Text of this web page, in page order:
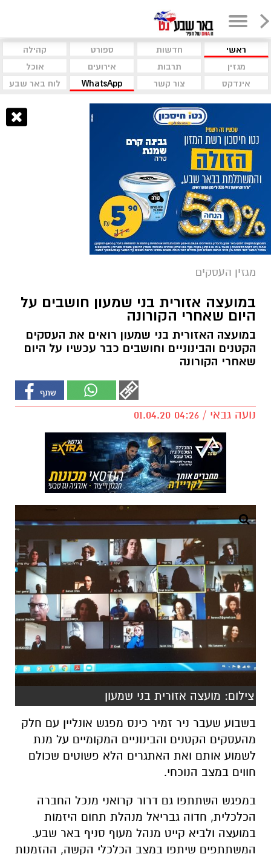
ראשי חדשות ספורט
קהילה
מגזין
תרבות אירועים
אוכל
אינדקס
צור קשר WhatsApp לוח באר שבע
מגזין העסקים
במועצה אזורית בני שמעון חושבים על
היום שאחרי הקורונה
במועצה האזורית בני שמעון רואים את העסקים
הקטנים והבינוניים וחושבים כבר עכשיו על היום
שאחרי הקורונה
נועה גבאי / 04:26 01.04.20
צילום: מועצה אזורית בני שמעון
בשבוע שעבר ניר זמיר כינס מפגש אונליין עם חלק
מהעסקים הקטנים והבינוניים המקומיים על מנת
לשמוע אותם ואת האתגרים הלא פשוטים שכולם
חווים במצב הנוכחי.
במפגש השתתפו גם דרור קרואני מנכל החברה
הכלכלית, חדוה גבריאל מנהלת תחום היזמות
במועצה ולביא קייט מנהל מעוף סניף באר שבע.
המשתתפים שיתפו במצב הכלכלי הקשה, ההזמנות